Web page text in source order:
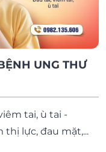
UNG THƯ
tai, ù tai -
thị lực, đau mặt,...